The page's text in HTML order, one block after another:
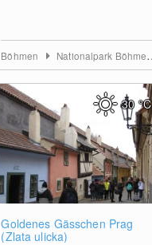
Böhmen Nationalpark Böhmerwald
Goldenes Gässchen Prag
(Zlata ulicka)
30°C